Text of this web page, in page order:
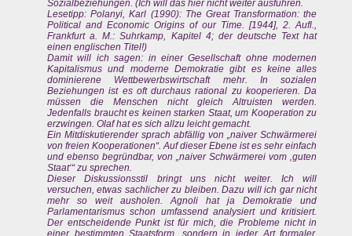
Sozialbeziehungen. (Ich will das hier nicht weiter ausführen.
Lesetipp: Polanyi, Karl (1990): The Great Transformation: the
Political and Economic Origins of our Time. [1944], 2. Aufl.,
Frankfurt a. M.: Suhrkamp, Kapitel 4; der deutsche Text hat
einen englischen Titel!)
Damit will ich sagen: in einer Gesellschaft ohne modernen
Kapitalismus und moderne Demokratie gibt es keine alles
dominierene Wettbewerbswirtschaft mehr. In sozialen
Beziehungen ist es oft durchaus rational zu kooperieren. Da
müssen die Menschen nicht gleich Altruisten werden.
Jedenfalls braucht es keinen starken Staat, um Kooperation zu
erzwingen. Olaf hat es sich allzu leicht gemacht.
Ein Mitdiskutierender sprach abfällig von „naiver Schwärmerei
von freien Kooperationen“. Auf dieser Ebene ist es sehr einfach
und ebenso begründbar, von „naiver Schwärmerei vom ‚guten
Staat‘“ zu sprechen.
Dieser Diskussionsstil bringt uns nicht weiter. Ich will
versuchen, etwas sachlicher zu bleiben. Dazu will ich gar nicht
mehr so weit ausholen. Agnoli hat ja Demokratie und
Parlamentarismus schon umfassend analysiert und kritisiert.
Der entscheidende Punkt ist für mich, die Probleme nicht in